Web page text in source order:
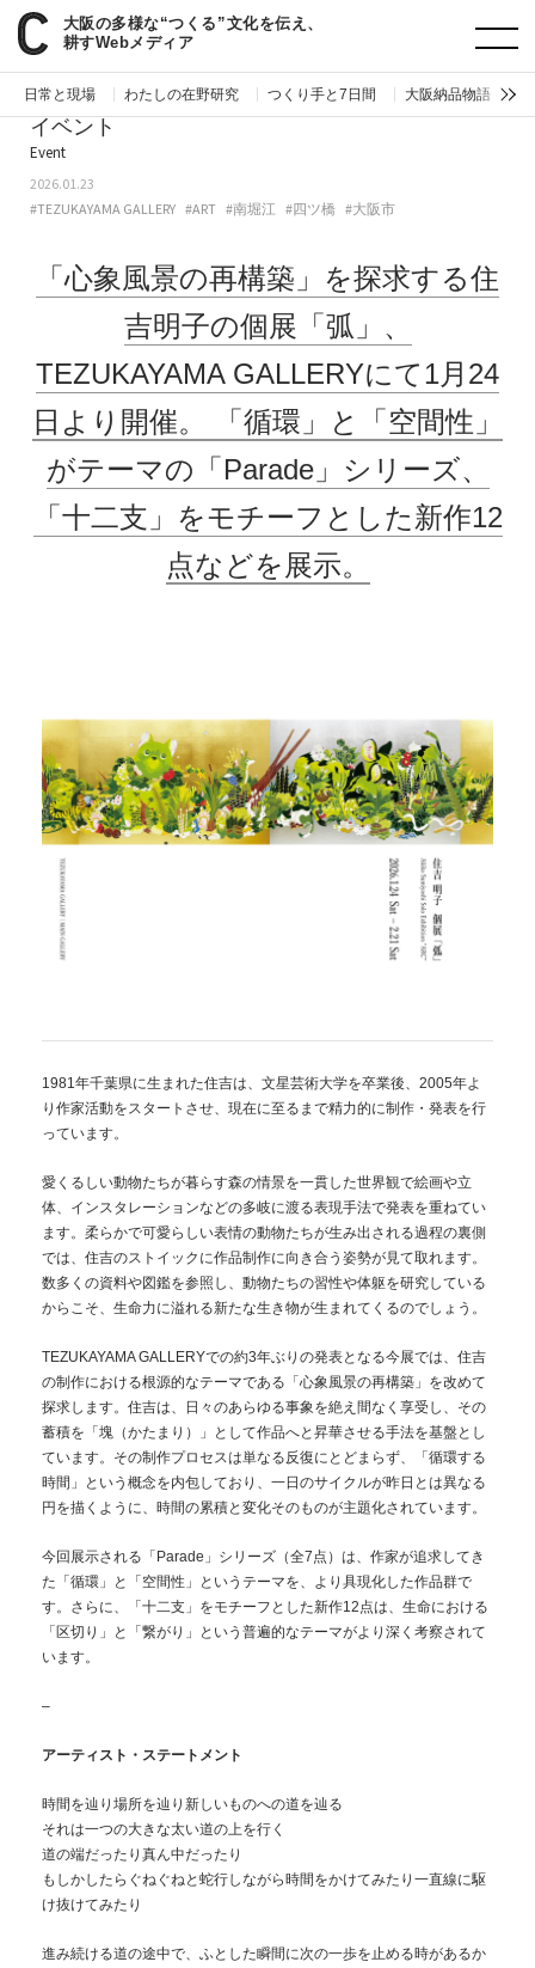
大阪の多様な“つくる”文化を伝え、
耕すWebメディア
日常と現場 わたしの在野研究 つくり手と7日間 大阪納品物語
paperC 今週のイベント
イベント
Event
2026.01.23
#TEZUKAYAMA GALLERY #ART #南堀江 #四ツ橋 #大阪市
「心象風景の再構築」を探求する住
吉明子の個展「弧」、
TEZUKAYAMA GALLERYにて1月24
日より開催。
「循環」と「空間性」
がテーマの「Parade」シリーズ、
「十二支」をモチーフとした新作12
点などを展示。
1981年千葉県に生まれた住吉は、文星芸術大学を卒業後、2005年よ
り作家活動をスタートさせ、現在に至るまで精力的に制作・発表を行
っています。
愛くるしい動物たちが暮らす森の情景を一貫した世界観で絵画や立
体、インスタレーションなどの多岐に渡る表現手法で発表を重ねてい
ます。柔らかで可愛らしい表情の動物たちが生み出される過程の裏側
では、住吉のストイックに作品制作に向き合う姿勢が見て取れます。
数多くの資料や図鑑を参照し、動物たちの習性や体躯を研究している
からこそ、生命力に溢れる新たな生き物が生まれてくるのでしょう。
TEZUKAYAMA GALLERYでの約3年ぶりの発表となる今展では、住吉
の制作における根源的なテーマである「心象風景の再構築」を改めて
探求します。住吉は、日々のあらゆる事象を絶え間なく享受し、その
蓄積を「塊（かたまり）」として作品へと昇華させる手法を基盤とし
ています。その制作プロセスは単なる反復にとどまらず、「循環する
時間」という概念を内包しており、一日のサイクルが昨日とは異なる
円を描くように、時間の累積と変化そのものが主題化されています。
今回展示される「Parade」シリーズ（全7点）は、作家が追求してき
た「循環」と「空間性」というテーマを、より具現化した作品群で
す。さらに、「十二支」をモチーフとした新作12点は、生命における
「区切り」と「繋がり」という普遍的なテーマがより深く考察されて
います。
–
アーティスト・ステートメント
時間を辿り場所を辿り新しいものへの道を辿る
それは一つの大きな太い道の上を行く
道の端だったり真ん中だったり
もしかしたらぐねぐねと蛇行しながら時間をかけてみたり一直線に駆
け抜けてみたり
進み続ける道の途中で、ふとした瞬間に次の一歩を止める時があるか